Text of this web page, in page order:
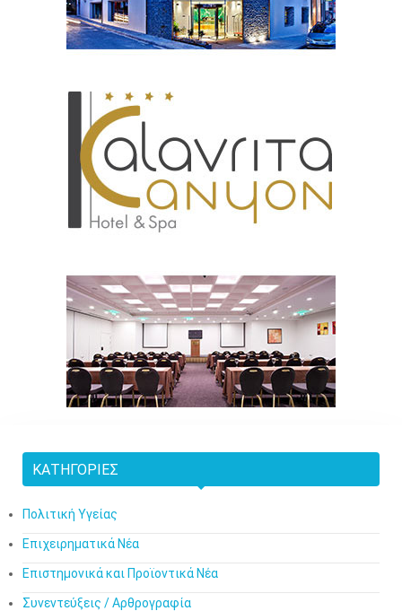
ΚΑΤΗΓΟΡΊΕΣ
Πολιτική Υγείας
Επιχειρηματικά Νέα
Επιστημονικά και Προϊοντικά Νέα
Συνεντεύξεις / Αρθρογραφία